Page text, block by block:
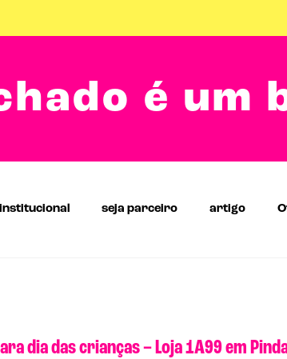
é um
institucional seja parceiro artigo
dia das crianças – Loja 1A99 em